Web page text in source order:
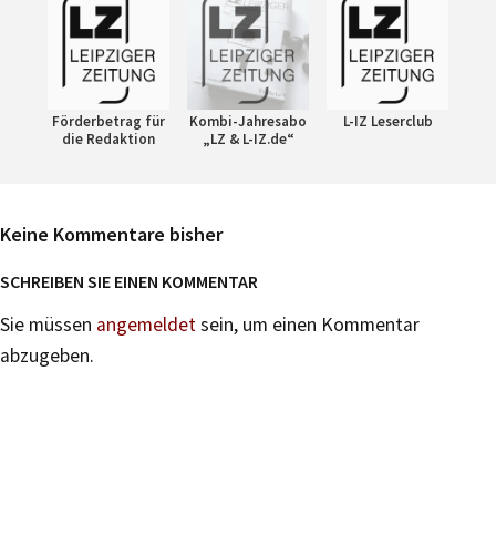
Förderbetrag für
die Redaktion
Kombi-Jahresabo
„LZ & L-IZ.de“
L-IZ Leserclub
Keine Kommentare bisher
SCHREIBEN SIE EINEN KOMMENTAR
Sie müssen angemeldetsein, um einen Kommentar
abzugeben.